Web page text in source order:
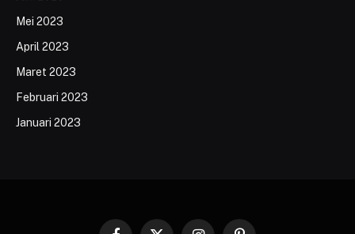
Mei 2023
April 2023
Maret 2023
Februari 2023
Januari 2023